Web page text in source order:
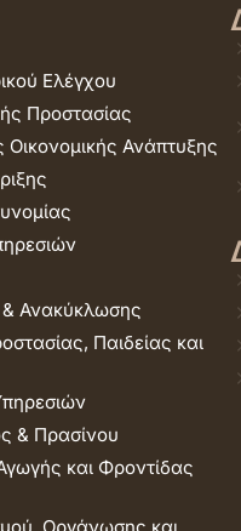
Ελέγχου
Προστασίας
Ανάπτυξης
& Ανακύκλωσης
Παιδείας και
& Πρασίνου
και Φροντίδας